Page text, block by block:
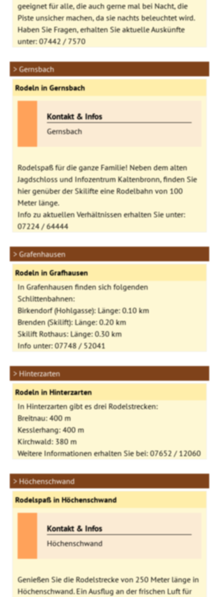
geeignet für alle, die auch gerne mal bei Nacht, die
Piste unsicher machen, da sie nachts beleuchtet wird.
Haben Sie Fragen, erhalten Sie aktuelle Auskünfte
unter: 07442 / 7570
> Gernsbach
Rodeln in Gernsbach
Kontakt & Infos
Gernsbach
Rodelspaß für die ganze Familie! Neben dem alten
Jagdschloss und Infozentrum Kaltenbronn, finden Sie
hier genüber der Skilifte eine Rodelbahn von 100
Meter länge.
Info zu aktuellen Verhältnissen erhalten Sie unter:
07224 / 64444
> Grafenhausen
Rodeln in Grafhausen
In Grafenhausen finden sich folgenden
Schlittenbahnen:
Birkendorf (Hohlgasse): Länge: 0.10 km
Brenden (Skilift): Länge: 0.20 km
Skilift Rothaus: Länge: 0.30 km
Info unter: 07748 / 52041
> Hinterzarten
Rodeln in Hinterzarten
In Hinterzarten gibt es drei Rodelstrecken:
Breitnau: 400 m
Kesslerhang: 400 m
Kirchwald: 380 m
Weitere Informationen erhalten Sie bei: 07652 / 12060
> Höchenschwand
Rodelspaß in Höchenschwand
Kontakt & Infos
Höchenschwand
Genießen Sie die Rodelstrecke von 250 Meter länge in
Höchenschwand. Ein Ausflug an der frischen Luft für